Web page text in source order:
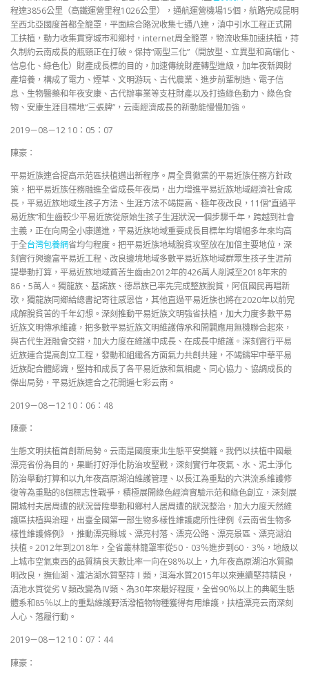
程達3856公里（高鐵運營里程1026公里），通航運營機場15個，航路完成昆明
至西北亞國度首都全籠罩，平面綜合路況收集七通八達，滇中引水工程正式開
工扶植，動力收集貫穿城市和鄉村，internet周全籠罩，物流收集加速扶植，持
久制約云南成長的瓶頸正在打破。保持“兩型三化”（開放型、立異型和高端化、
信息化、綠色化）財產成長標的目的，加速傳統財產轉型進級，加年夜新興財
產培養，構成了電力、煙草、文明游玩、古代農業、進步前輩制造、電子信
息、生物醫藥和年夜安康、古代辦事業等支柱財產以及打造綠色動力、綠色食
物、安康生涯目標地“三張牌”，云南經濟成長的新動能慢慢加強。
2019－08－12 10：05：07
陳豪：
平易近族連合提高示范區扶植邁出新程序。周全貫徹黨的平易近族任務方針政
策，把平易近族任務融進全省成長年夜局，出力增進平易近族地域經濟社會成
長，平易近族地域生孩子方法、生涯方法不竭提高、極年夜改良，11個“直過平
易近族”和生齒較少平易近族從原始生孩子生涯狀況一個步驟千年，跨越到社會
主義，正在向周全小康邁進，平易近族地域重要成長目標年均增幅多年來均高
于全台灣包養網省均勻程度。把平易近族地域脫貧攻堅放在加倍主要地位，深
刻實行興邊富平易近工程、改良邊境地域多數平易近族地域群眾生孩子生涯前
提舉動打算，平易近族地域貧苦生齒由2012年的426萬人削減至2018年末的
86．5萬人。獨龍族、基諾族、德昂族已率先完成整族脫貧，阿佤國民再唱新
歌，獨龍族同鄉給總書記寄往感恩信，其他直過平易近族也將在2020年以前完
成解脫貧苦的千年幻想。深刻推動平易近族文明強省扶植，加大力度多數平易
近族文明傳承維護，把多數平易近族文明維護傳承和開闢應用無機聯合起來，
與古代生涯融會交錯，加大力度在維護中成長、在成長中維護。深刻實行平易
近族連合提高創立工程，發動和組織各方面氣力共創共建，不竭鑄牢中華平易
近族配合體認識，堅持和成長了各平易近族和氣相處、同心協力、協調成長的
傑出局勢，平易近族連合之花開遍七彩云南。
2019－08－12 10：06：48
陳豪：
生態文明扶植首創新局勢。云南是國度東北生態平安樊籬。我們以扶植中國最
漂亮省份為目的，果斷打好淨化防治攻堅戰，深刻實行年夜氣、水、泥土淨化
防治舉動打算和以九年夜高原湖泊維護管理、以長江為重點的六洪流系維護修
復等為重點的8個標志性戰爭，積極展開綠色經濟實驗示范和綠色創立，深刻展
開城村夫居周遭的狀況晉陞舉動和鄉村人居周遭的狀況整治，加大力度天然維
護區扶植與治理，出臺全國第一部生物多樣性維護處所性律例《云南省生物多
樣性維護條例》，推動漂亮縣城、漂亮村落、漂亮公路、漂亮景區、漂亮湖泊
扶植。2012年到2018年，全省叢林籠罩率從50．03％進步到60．3％，地級以
上城市空氣東西的品質精良天數比率一向在98％以上，九年夜高原湖泊水質顯
明改良，撫仙湖、瀘沽湖水質堅持Ⅰ類，洱海水質2015年以來連續堅持精良，
滇池水質從劣Ⅴ類改變為Ⅳ類、為30年來最好程度，全省90％以上的典範生態
體系和85％以上的重點維護野活潑植物物種獲得有用維護，扶植漂亮云南深刻
人心、落履行動。
2019－08－12 10：07：44
陳豪：